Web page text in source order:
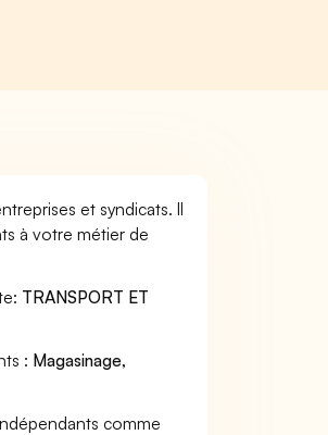
et syndicats. Il
à votre métier de
TRANSPORT ET
: Magasinage,
comme